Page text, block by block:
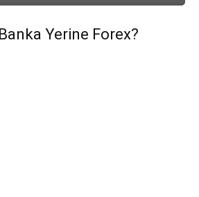
Yerine Forex?